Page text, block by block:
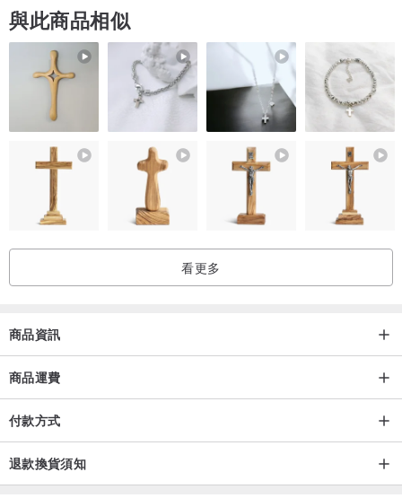
與此商品相似
看更多
商品資訊
商品運費
付款方式
退款換貨須知